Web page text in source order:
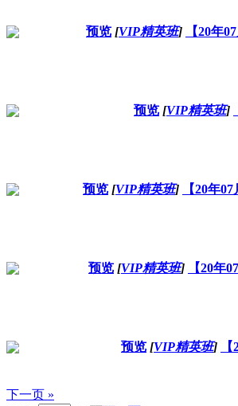
预览 [VIP精英班] 【20年
预览 [VIP精英班]
预览 [VIP精英班] 【20年
预览 [VIP精英班] 【20年
预览 [VIP精英班]
下一页 »